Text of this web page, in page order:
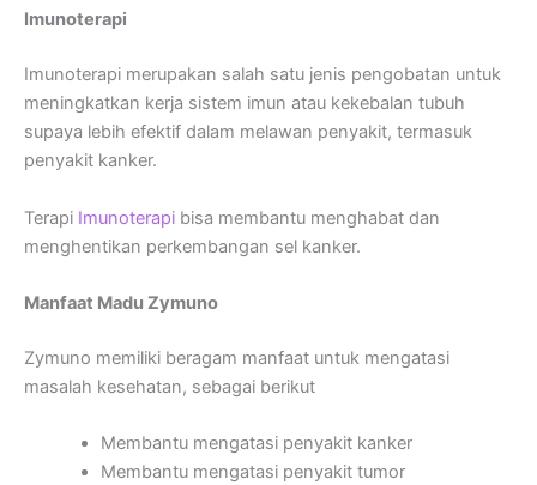
Imunoterapi
Imunoterapi merupakan salah satu jenis pengobatan untuk
meningkatkan kerja sistem imun atau kekebalan tubuh
supaya lebih efektif dalam melawan penyakit, termasuk
penyakit kanker.
Terapi Imunoterapi bisa membantu menghabat dan
menghentikan perkembangan sel kanker.
Manfaat Madu Zymuno
Zymuno memiliki beragam manfaat untuk mengatasi
masalah kesehatan, sebagai berikut
Membantu mengatasi penyakit kanker
Membantu mengatasi penyakit tumor